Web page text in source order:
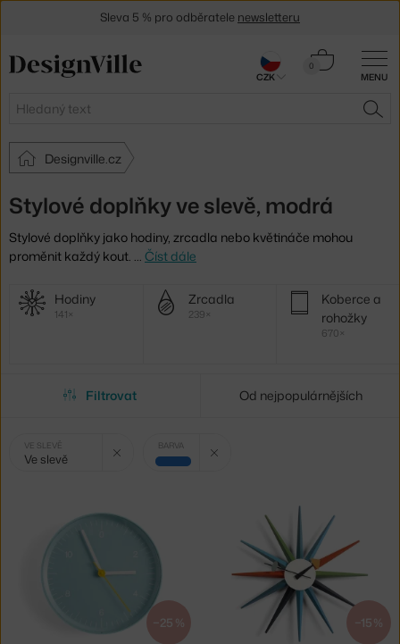
MENU
Hledat
0
Košík
Designville.cz
Stylové doplňky ve slevě, modrá
Stylové doplňky jako hodiny, zrcadla nebo květináče mohou
proměnit každý kout. … Číst dále
Další
kategorie
Hodiny
141×
Zrcadla
239×
Koberce a
rohožky
670×
Filtrovat Od nejpopulárnějších
Vybrané
filtry:
VE SLEVĚ
Ve slevě
BARVA
modrá
−25 % −15 %
Sleva 5 % pro odběratele newsletteru
CZK